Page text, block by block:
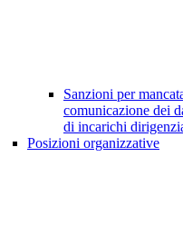
Sanzioni per
comunicazione dei
di incarichi
Posizioni organizzative